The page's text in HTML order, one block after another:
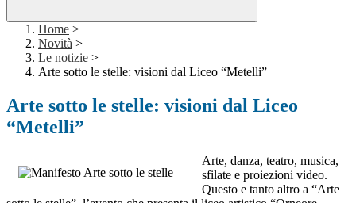
Home >
Novità >
Le notizie >
Arte sotto le stelle: visioni dal Liceo “Metelli”
Arte sotto le stelle: visioni dal Liceo
“Metelli”
Arte, danza, teatro, musica,
sfilate e proiezioni video.
Questo e tanto altro a “Arte